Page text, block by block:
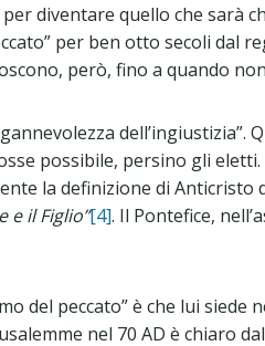
diventare quello che sarà
per ben otto secoli dal
però, fino a quando
possibile, persino gli
la definizione di Anticristo
e il Figlio”[4]. Il Pontefice,
del peccato” è che lui
nel 70 AD è chiaro